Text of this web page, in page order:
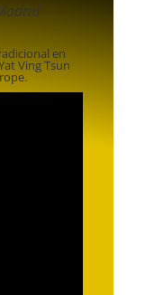
en
Ving Tsun